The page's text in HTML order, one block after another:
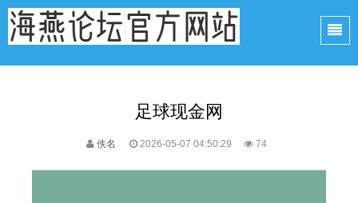
足球现金网
佚名 2026-05-07 04:50:29 74